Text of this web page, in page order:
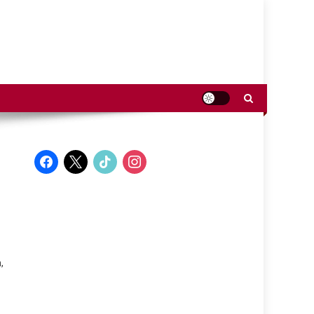
facebook
x tiktok instagram